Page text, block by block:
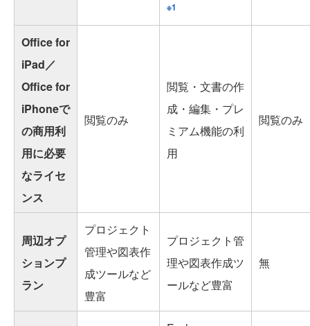
※1
Office for
iPad／
Office for
iPhoneで
の商用利
用に必要
なライセ
ンス
閲覧のみ
閲覧・文書の作
成・編集・プレ
ミアム機能の利
用
閲覧のみ
周辺オプ
ションプ
ラン
プロジェクト
管理や図表作
成ツールなど
豊富
プロジェクト管
理や図表作成ツ
ールなど豊富
無